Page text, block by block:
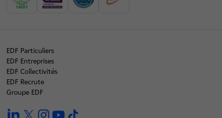
EDF Particuliers
EDF Entreprises
EDF Collectivités
EDF Recrute
Groupe EDF
linkedintwitterinstagramyoutube